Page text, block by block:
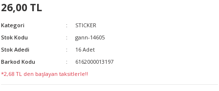
26,00 TL
Kategori
STICKER
Stok Kodu
gann-14605
Stok Adedi
16 Adet
Barkod Kodu
6162000013197
*2,68 TL den başlayan taksitlerle!!